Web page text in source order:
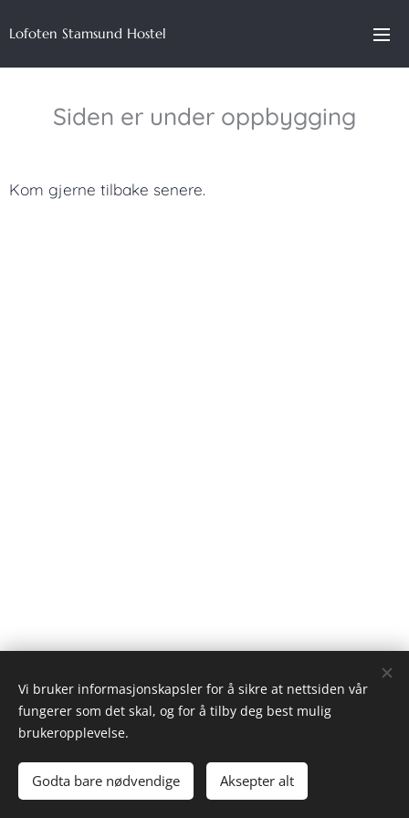
Lofoten Stamsund Hostel
Siden er under oppbygging
Kom gjerne tilbake senere.
stamsund hostel | 2026 | Home
Språk
English Deutsch
Vi bruker informasjonskapsler for å sikre at nettsiden vår
fungerer som det skal, og for å tilby deg best mulig
brukeropplevelse.
Godta bare nødvendige Aksepter alt